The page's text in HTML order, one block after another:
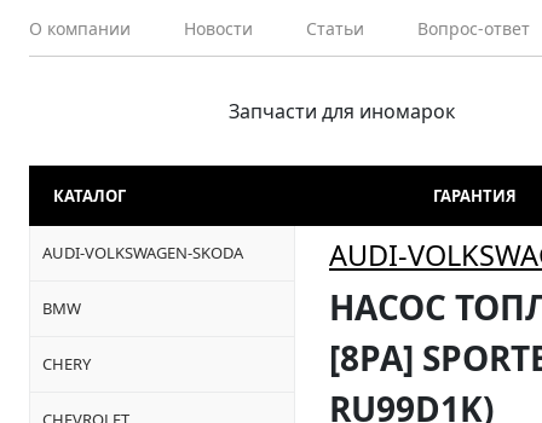
О компании Новости Статьи Вопрос-ответ
Запчасти для иномарок
КАТАЛОГ ГАРАНТИЯ
AUDI-VOLKSWAGEN-SKODA
BMW
CHERY
AUDI-
НАСОС
[8PA]
RU99D1K)